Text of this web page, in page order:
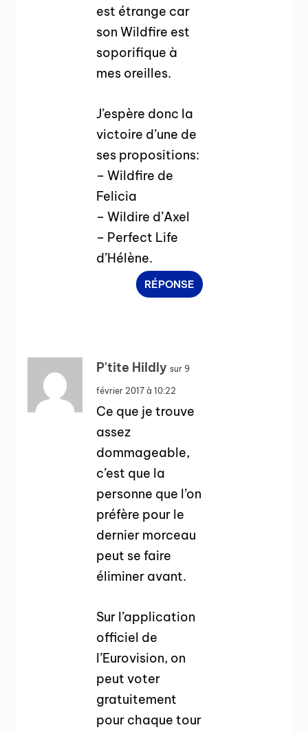
est étrange car
son Wildfire est
soporifique à
mes oreilles.
J’espère donc la
victoire d’une de
ses propositions:
– Wildfire de
Felicia
– Wildire d’Axel
– Perfect Life
d’Hélène.
RÉPONSE
P'tite Hildly sur 9
février 2017 à 10:22
Ce que je trouve
assez
dommageable,
c’est que la
personne que l’on
préfère pour le
dernier morceau
peut se faire
éliminer avant.
Sur l’application
officiel de
l’Eurovision, on
peut voter
gratuitement
pour chaque tour